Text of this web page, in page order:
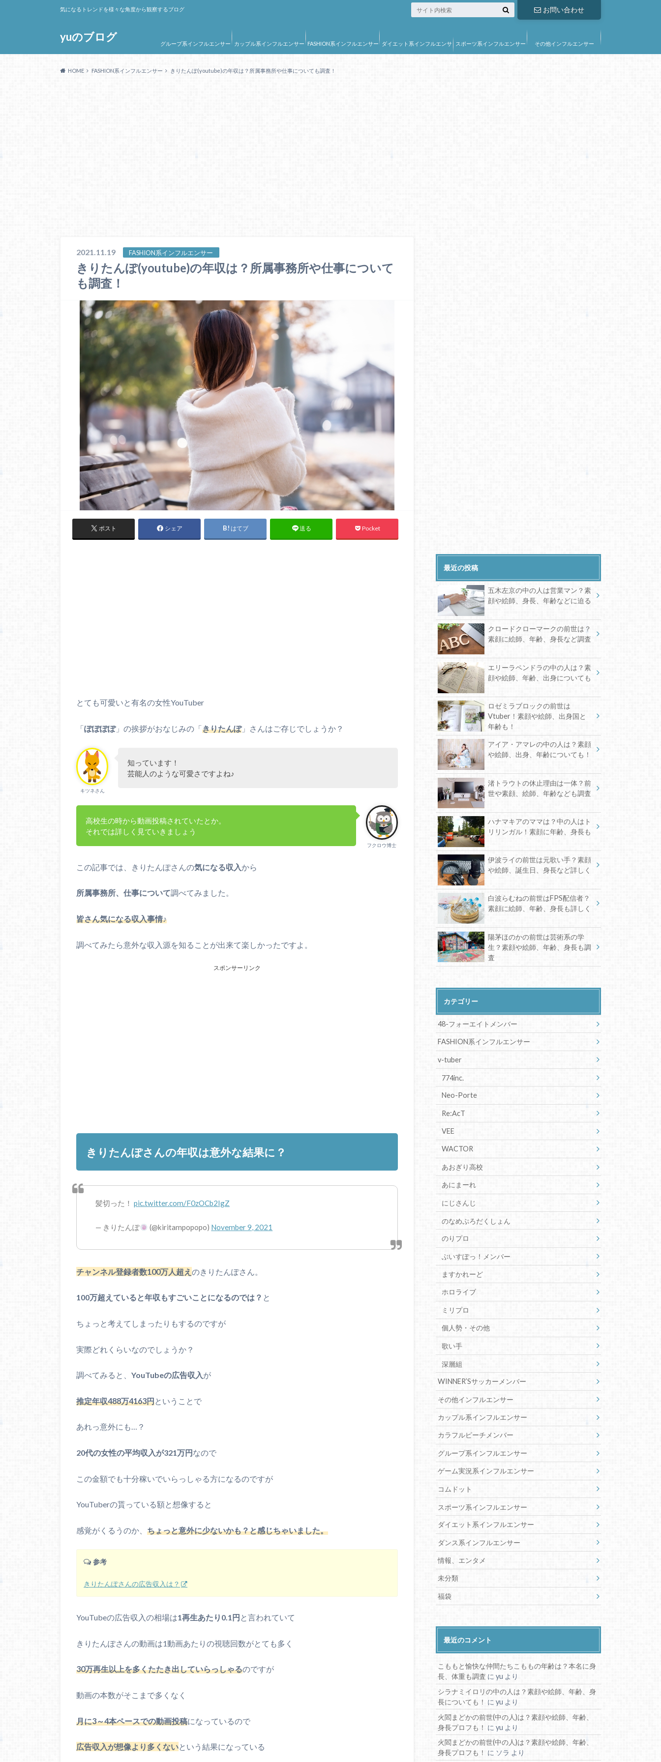
yuのブログ
気になるトレンドを様々な角度から観察するブログ お問い合わせ
グループ系インフルエンサー カップル系インフルエンサー FASHION系インフルエンサー ダイエット系インフルエンサ スポーツ系インフルエンサー その他インフルエンサー
HOME FASHION系インフルエンサー きりたんぽ(youtube)の年収は？所属事務所や仕事についても調査！
2021.11.19 FASHION系インフルエンサー
きりたんぽ(youtube)の年収は？所属事務所や仕事について
も調査！
ポスト シェア はてブ 送る Pocket
とても可愛いと有名の女性YouTuber
「ぽぽぽぽ」の挨拶がおなじみの「きりたんぽ」さんはご存じでしょうか？
キツネさん
知っています！
芸能人のような可愛さですよね♪
フクロウ博士
高校生の時から動画投稿されていたとか。
それでは詳しく見ていきましょう
この記事では、きりたんぽさんの気になる収入から
所属事務所、仕事について調べてみました。
皆さん気になる収入事情♪
調べてみたら意外な収入源を知ることが出来て楽しかったですよ。
スポンサーリンク
きりたんぽさんの年収は意外な結果に？
髪切った！ pic.twitter.com/F0zOCb2IgZ
— きりたんぽ (@kiritampopopo) November 9, 2021
チャンネル登録者数100万人超え のきりたんぽさん。
100万超えていると年収もすごいことになるのでは？ と
ちょっと考えてしまったりもするのですが
実際どれくらいなのでしょうか？
調べてみると、 YouTubeの広告収入が
推定年収488万4163円ということで
あれっ意外にも…？
20代の女性の平均収入が321万円なので
この金額でも十分稼いでいらっしゃる方になるのですが
YouTuberの貰っている額と想像すると
感覚がくるうのか、 ちょっと意外に少ないかも？と感じちゃいました。
参考
きりたんぽさんの広告収入は？
YouTubeの広告収入の相場は1再生あたり0.1円 と言われていて
きりたんぽさんの動画は1動画あたりの視聴回数がとても多く
30万再生以上を多くたたき出していらっしゃるのですが
動画の本数がそこまで多くなく
月に3～4本ペースでの動画投稿になっているので
広告収入が想像より多くないという結果になっている
最近の投稿
五木左京の中の人は営業マン？素
顔や絵師、身長、年齢などに迫る
クロードクローマークの前世は？
素顔に絵師、年齢、身長など調査
エリーラペンドラの中の人は？素
顔や絵師、年齢、出身についても
ロゼミラブロックの前世は
Vtuber！素顔や絵師、出身国と
年齢も！
アイア・アマレの中の人は？素顔
や絵師、出身、年齢についても！
渚トラウトの休止理由は一体？前
世や素顔、絵師、年齢なども調査
ハナマキアのママは？中の人はト
リリンガル！素顔に年齢、身長も
伊波ライの前世は元歌い手？素顔
や絵師、誕生日、身長など詳しく
白波らむねの前世はFPS配信者？
素顔に絵師、年齢、身長も詳しく
陽茅ほのかの前世は芸術系の学
生？素顔や絵師、年齢、身長も調
査
カテゴリー
48-フォーエイトメンバー
FASHION系インフルエンサー
v-tuber
774inc.
Neo-Porte
Re:AcT
VEE
WACTOR
あおぎり高校
あにまーれ
にじさんじ
のなめぷろだくしょん
のりプロ
ぶいすぽっ！メンバー
ますかれーど
ホロライブ
ミリプロ
個人勢・その他
歌い手
深層組
WINNER’Sサッカーメンバー
その他インフルエンサー
カップル系インフルエンサー
カラフルピーチメンバー
グループ系インフルエンサー
ゲーム実況系インフルエンサー
コムドット
スポーツ系インフルエンサー
ダイエット系インフルエンサー
ダンス系インフルエンサー
情報、エンタメ
未分類
福袋
最近のコメント
こももと愉快な仲間たちこももの年齢は？本名に身
長、体重も調査 にyu より
シラナミイロリの中の人は？素顔や絵師、年齢、身
長についても！ にyu より
火閻まどかの前世(中の人)は？素顔や絵師、年齢、
身長プロフも！ にyu より
火閻まどかの前世(中の人)は？素顔や絵師、年齢、
身長プロフも！ に ソラ より